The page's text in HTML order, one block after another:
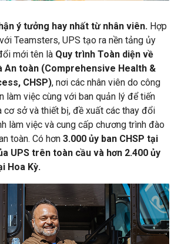
ý tưởng hay nhất từ ​​nhân viên. Hợp
Teamsters, UPS tạo ra nền tảng ủy
mới tên là Quy trình Toàn diện về
An toàn (Comprehensive Health &
CHSP), nơi các nhân viên do công
làm việc cùng với ban quản lý để tiến
cơ sở và thiết bị, đề xuất các thay đổi
làm việc và cung cấp chương trình đào
toàn. Có hơn 3.000 ủy ban CHSP tại
UPS trên toàn cầu và hơn 2.400 ủy
Hoa Kỳ.